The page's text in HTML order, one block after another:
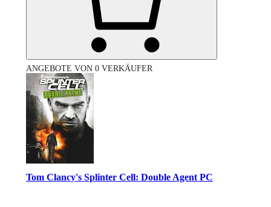
ANGEBOTE VON 0 VERKÄUFER
Tom Clancy's Splinter Cell: Double Agent PC